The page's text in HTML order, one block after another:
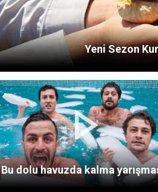
Yeni Sezon
Bu dolu havuzda kalma